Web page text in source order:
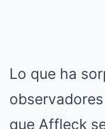
Lo que ha
que Affleck